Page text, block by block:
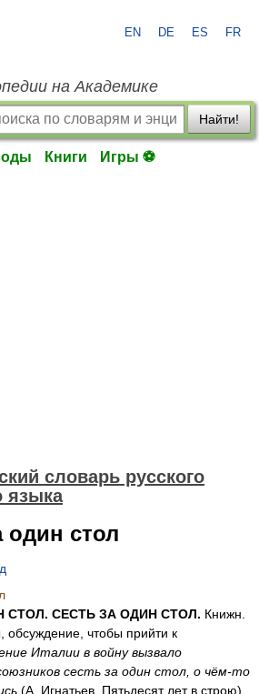
EN DE ES FR
на Академике
Найти!
Книги Игры ⚽
словарь русского
языка
один стол
СТОЛ. СЕСТЬ ЗА ОДИН СТОЛ. Книжн.
обсуждение, чтобы прийти к
Италии в войну вызвало
сесть за один стол, о чём-то
(А. Игнатьев. Пятьдесят лет в строю).